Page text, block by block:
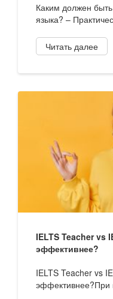
Каким должен
языка? –
Читать далее
IELTS Teacher vs
эффективнее?
IELTS Teacher vs
эффективнее?При